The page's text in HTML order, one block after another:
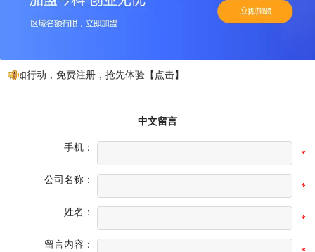
如行动，免费注册，抢先体验【点击】
中文留言
手机：
*
公司名称：
*
姓名：
*
留言内容：